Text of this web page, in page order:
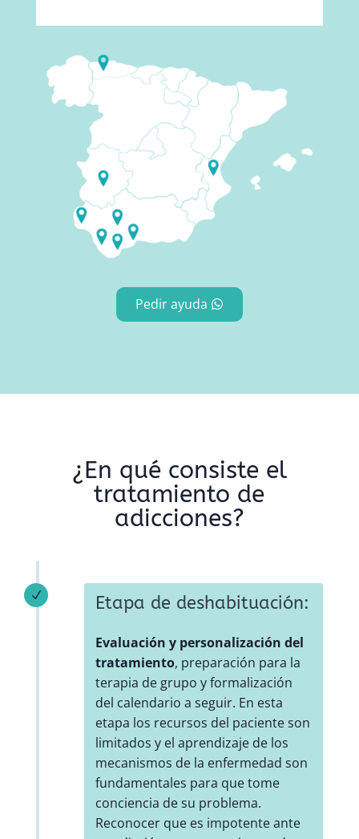
Pedir ayuda
¿En qué consiste el
tratamiento de
adicciones?
N Etapa de deshabituación:
Evaluación y personalización del
tratamiento, preparación para la
terapia de grupo y formalización
del calendario a seguir. En esta
etapa los recursos del paciente son
limitados y el aprendizaje de los
mecanismos de la enfermedad son
fundamentales para que tome
conciencia de su problema.
Reconocer que es impotente ante